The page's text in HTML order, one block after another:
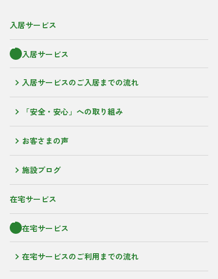
入居サービス
入居サービス
入居サービスのご入居までの流れ
「安全・安心」への取り組み
お客さまの声
施設ブログ
在宅サービス
在宅サービス
在宅サービスのご利用までの流れ